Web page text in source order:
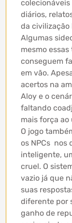
diários,
da civilização
Algumas
mesmo
conseguem
em vão.
acertos na
Aloy e o
faltando
mais força ao
O jogo
os NPCs nos
inteligente,
cruel. O
vazio já que
suas
diferente por
ganho de